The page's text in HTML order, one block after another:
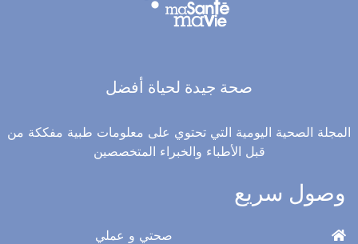
صحة جيدة لحياة أفضل
المجلة الصحية اليومية التي تحتوي على معلومات طبية مفككة من
قبل الأطباء والخبراء المتخصصين
وصول سريع
صحتي و عملي